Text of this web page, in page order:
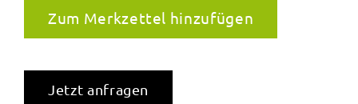
Zum Merkzettel hinzufügen
Jetzt anfragen